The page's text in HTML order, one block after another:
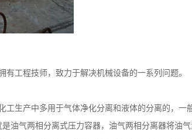
有工程技师，致力于解决机械设备的一系列问题。
生产中多用于气体净化分离和液体的分离的，一
油气两相分离式压力容器，油气两相分离器将油